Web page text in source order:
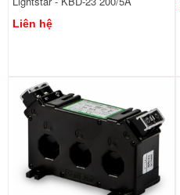
Liên hệ